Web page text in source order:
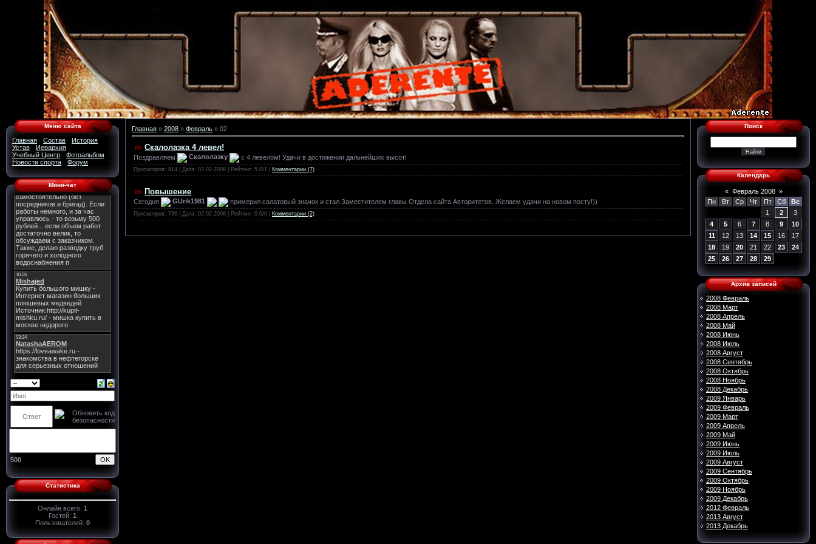
Меню сайта
Главная Состав
История
Устав
Иерархия
Учебный Центр
Фотоальбом
Новости спорта
Форум
Мини-чат
500
Статистика
Онлайн всего: 1
Гостей: 1
Пользователей: 0
Главная » 2008 » Февраль » 02
Скалолазка 4 левел!
Поздравляем Скалолазку с 4 левелом! Удачи в достижении дальнейших высот!
Просмотров: 814 | Дата: 02.02.2008 | Рейтинг: 5.0/1 | Комментарии (7)
Повышение
Сегодня GUrik1981 примерил салатовый значок и стал Заместителем главы Отдела сайта Авторитетов. Желаем удачи на новом посту!))
Просмотров: 736 | Дата: 02.02.2008 | Рейтинг: 0.0/0 | Комментарии (2)
Поиск
Календарь
« Февраль 2008 »
Пн
Вт Ср Чт Пт Сб
Вс
1
2
3
4
5 6 7 8 9
10
11
12 13 14 15 16
17
18
19 20 21 22 23
24
25
26 27 28 29
Архив записей
2008 Февраль
2008 Март
2008 Апрель
2008 Май
2008 Июнь
2008 Июль
2008 Август
2008 Сентябрь
2008 Октябрь
2008 Ноябрь
2008 Декабрь
2009 Январь
2009 Февраль
2009 Март
2009 Апрель
2009 Май
2009 Июнь
2009 Июль
2009 Август
2009 Сентябрь
2009 Октябрь
2009 Ноябрь
2009 Декабрь
2012 Февраль
2013 Август
2013 Декабрь